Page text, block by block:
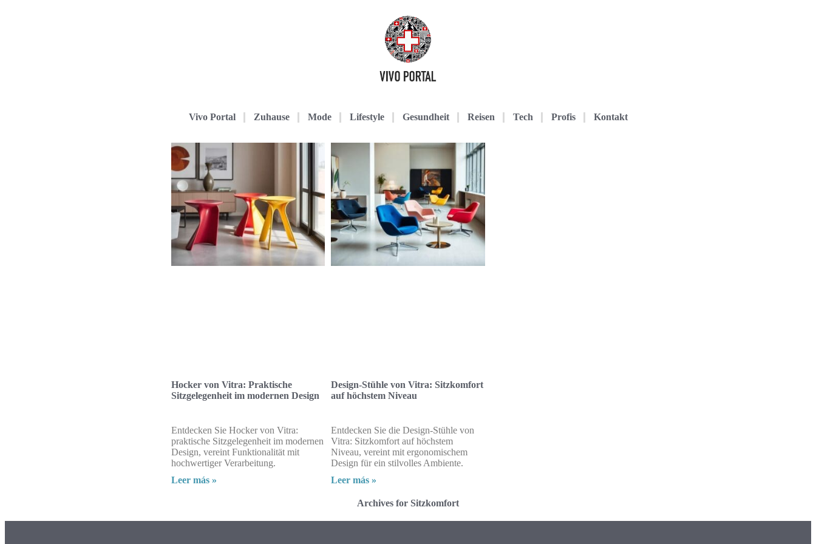
Vivo Portal Zuhause Mode Lifestyle Gesundheit Reisen Tech Profis Kontakt
Hocker von Vitra: Praktische
Sitzgelegenheit im modernen Design
Entdecken Sie Hocker von Vitra:
praktische Sitzgelegenheit im modernen
Design, vereint Funktionalität mit
hochwertiger Verarbeitung.
Leer más »
Design-Stühle von Vitra: Sitzkomfort
auf höchstem Niveau
Entdecken Sie die Design-Stühle von
Vitra: Sitzkomfort auf höchstem
Niveau, vereint mit ergonomischem
Design für ein stilvolles Ambiente.
Leer más »
Archives for Sitzkomfort